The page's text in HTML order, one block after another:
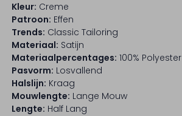
Kleur: Creme
Patroon: Effen
Trends: Classic Tailoring
Materiaal: Satijn
Materiaalpercentages: 100% Polyester
Pasvorm: Losvallend
Halslijn: Kraag
Mouwlengte: Lange Mouw
Lengte: Half Lang